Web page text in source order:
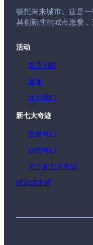
畅想未来城市。这是
具创新性的城市愿景，
活动
常见问题
新闻
联系我们
新七大奇迹
世界奇迹
自然奇迹
关于新七大奇迹
提议或申请